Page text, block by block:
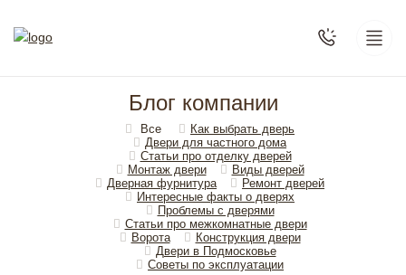
Блог компании
Все
Как выбрать дверь
Двери для частного дома
Статьи про отделку дверей
Монтаж двери
Виды дверей
Дверная фурнитура
Ремонт дверей
Интересные факты о дверях
Проблемы с дверями
Статьи про межкомнатные двери
Ворота
Конструкция двери
Двери в Подмосковье
Cоветы по эксплуатации